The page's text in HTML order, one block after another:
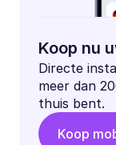
Koop nu
Directe
meer dan
thuis bent.
Koop